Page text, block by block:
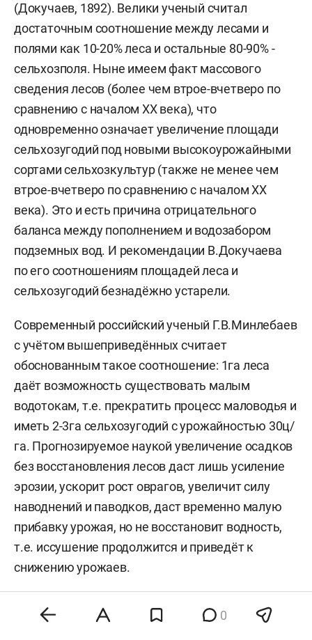
(Докучаев, 1892). Велики ученый считал
достаточным соотношение между лесами и
полями как 10-20% леса и остальные 80-90% -
сельхозполя. Ныне имеем факт массового
сведения лесов (более чем втрое-вчетверо по
сравнению с началом XX века), что
одновременно означает увеличение площади
сельхозугодий под новыми высокоурожайными
сортами сельхозкультур (также не менее чем
втрое-вчетверо по сравнению с началом XX
века). Это и есть причина отрицательного
баланса между пополнением и водозабором
подземных вод. И рекомендации В.Докучаева
по его соотношениям площадей леса и
сельхозугодий безнадёжно устарели.
Современный российский ученый Г.В.Минлебаев
с учётом вышеприведённых считает
обоснованным такое соотношение: 1га леса
даёт возможность существовать малым
водотокам, т.е. прекратить процесс маловодья и
иметь 2-3га сельхозугодий с урожайностью 30ц/
га. Прогнозируемое наукой увеличение осадков
без восстановления лесов даст лишь усиление
эрозии, ускорит рост оврагов, увеличит силу
наводнений и паводков, даст временно малую
прибавку урожая, но не восстановит водность,
т.е. иссушение продолжится и приведёт к
снижению урожаев.
Водосборный бассейн Catskills/Delaware дает
0